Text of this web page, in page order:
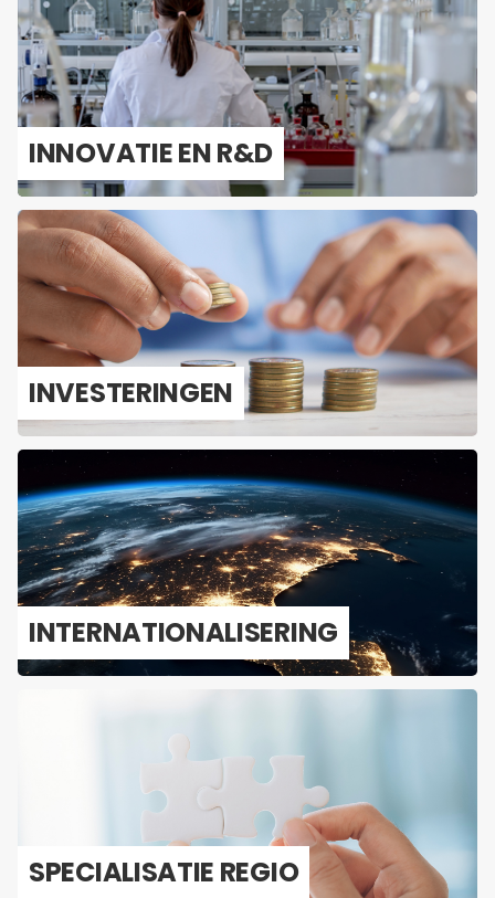
IN­NO­VA­TIE EN R&D
IN­VES­TE­RIN­GEN
IN­TER­NA­TI­O­NA­LI­SE­RING
SPE­CI­A­LI­SA­TIE REGIO